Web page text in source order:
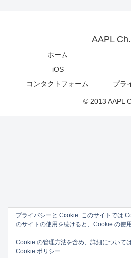
AAPL Ch.
ホーム
iOS
コンタクトフォーム
プラ
© 2013 AAPL
プライバシーと Cookie: このサイトでは
のサイトの使用を続けると、Cookie の使
Cookie の管理方法を含め、詳細について
Cookie ポリシー